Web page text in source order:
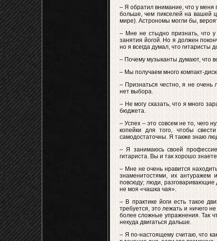
– Я обратил внимание, что у меня
больше, чем пикселей на вашей
мире). Астрономы могли бы,
– Мне не стыдно признать, что у
занятия йогой. Но я должен
но я всегда думал, что
– Почему музыканты думают, что
– Мы получаем много компакт-
– Признаться честно, я не очень
нет выбора.
– Не могу сказать, что я много
бюджета.
– Успех – это совсем не то, чего
копейки для того, чтобы
самодостаточны. Я также знаю
– Я занимаюсь своей
гитариста. Вы и так хорошо
– Мне не очень нравится
знаменитостями, их антуражем
повсюду; люди,
не моя «чашка чая».
– В практике йоги есть такое
требуется, это лежать и ничего
более сложные упражнения. Так
некуда двигаться дальше.
– Я по-настоящему считаю, что